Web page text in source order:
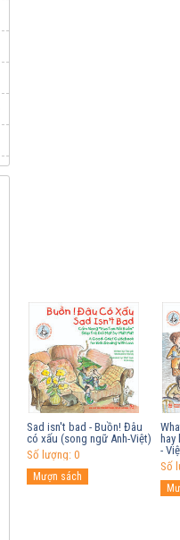
Sad isn't bad - Buồn! Đâu
có xấu (song ngữ Anh-Việt)
Số lượng: 0
-
Số